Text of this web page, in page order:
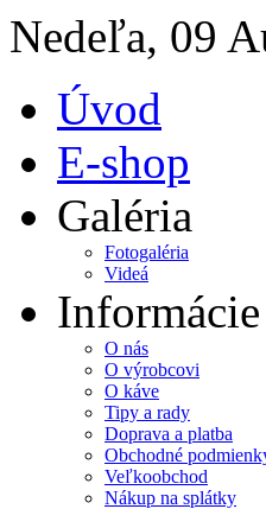
Nedeľa, 09
Úvod
E-shop
Galéria
Fotogaléria
Videá
Informácie
O nás
O výrobcovi
O káve
Tipy a rady
Doprava a platba
Obchodné
Veľkoobchod
Nákup na splátky